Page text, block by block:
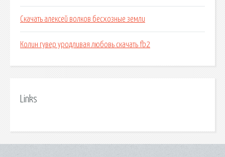
Скачать алексей волков бесхозные земли
Колин гувер уродливая любовь скачать fb2
Links